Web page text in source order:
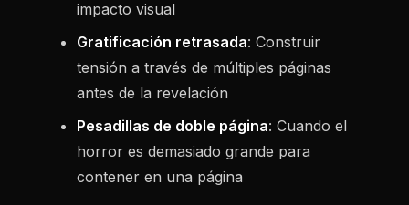
impacto visual
Gratificación retrasada: Construir
tensión a través de múltiples páginas
antes de la revelación
Pesadillas de doble página: Cuando el
horror es demasiado grande para
contener en una página